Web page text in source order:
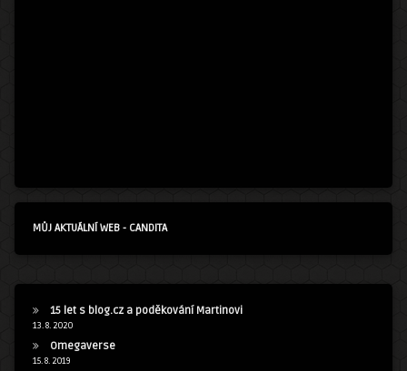
MŮJ AKTUÁLNÍ WEB - CANDITA
15 let s blog.cz a poděkování Martinovi
13. 8. 2020
Omegaverse
15. 8. 2019